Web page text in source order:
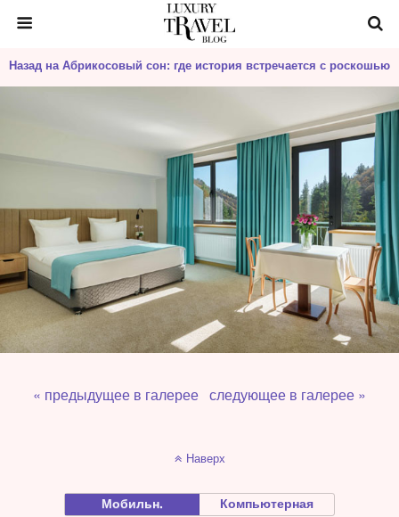
Назад на Абрикосовый сон: где история встречается с роскошью
« предыдущее в галерее следующее в галерее »
Наверх
Мобильн. Компьютерная